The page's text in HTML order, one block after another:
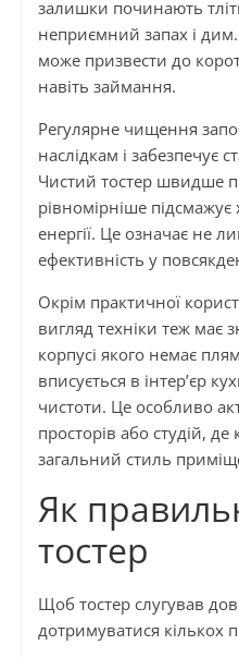
залишки починають
неприємний запах і
може призвести до
навіть займання.
Регулярне чищення
наслідкам і забезпечує
Чистий тостер швидше
рівномірніше
енергії. Це означає не
ефективність у
Окрім практичної
вигляд техніки теж має
корпусі якого немає
вписується в інтер’єр
чистоти. Це особливо
просторів або студій,
загальний стиль
Як
тостер
Щоб тостер слугував
дотримуватися кількох